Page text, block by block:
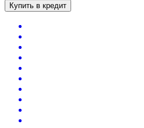
Купить в кредит